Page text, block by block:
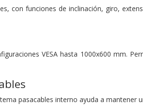
con funciones de inclinación, giro,
VESA hasta 1000x600 mm.
pasacables interno ayuda a mantener